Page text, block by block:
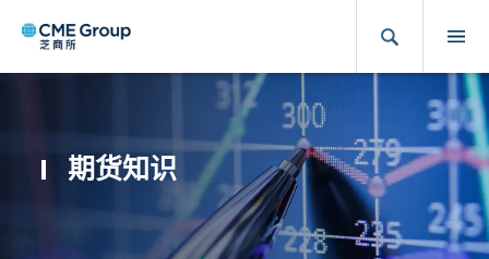
期货知识